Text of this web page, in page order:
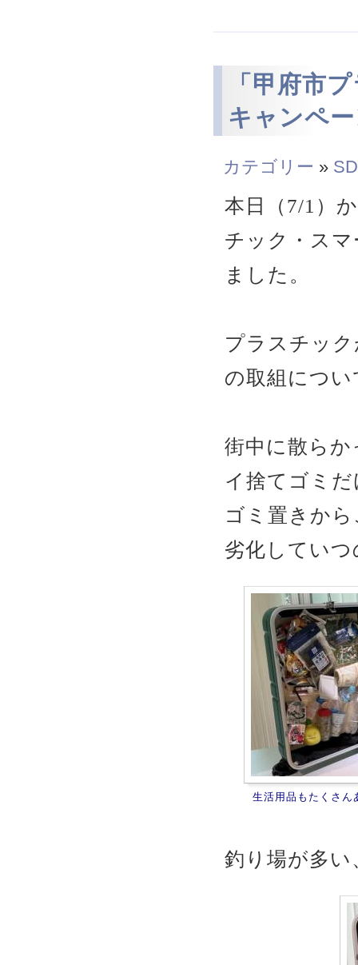
「甲府市
キャンペ
カテゴリー »
本日（7/1）
チック・ス
ました。
プラスチッ
の取組につ
街中に散ら
イ捨てゴミ
ゴミ置きか
劣化してい
生活用品もたくさん
釣り場が多